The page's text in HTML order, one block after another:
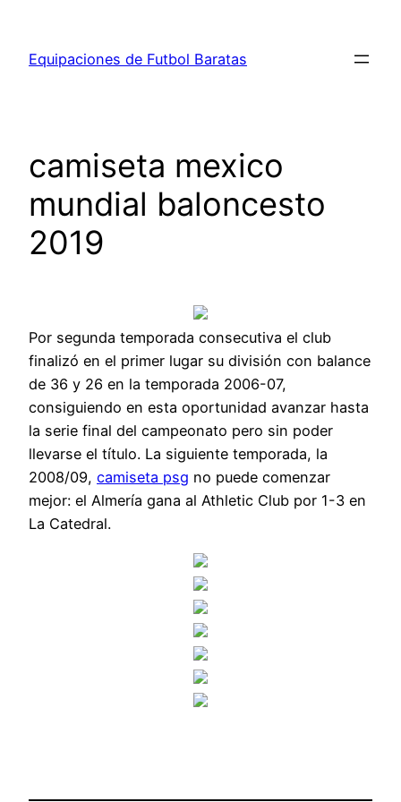
contenido
Equipaciones de Futbol Baratas
camiseta mexico
mundial baloncesto
2019
Por segunda temporada consecutiva el club
finalizó en el primer lugar su división con balance
de 36 y 26 en la temporada 2006-07,
consiguiendo en esta oportunidad avanzar hasta
la serie final del campeonato pero sin poder
llevarse el título. La siguiente temporada, la
2008/09, camiseta psg no puede comenzar
mejor: el Almería gana al Athletic Club por 1-3 en
La Catedral.